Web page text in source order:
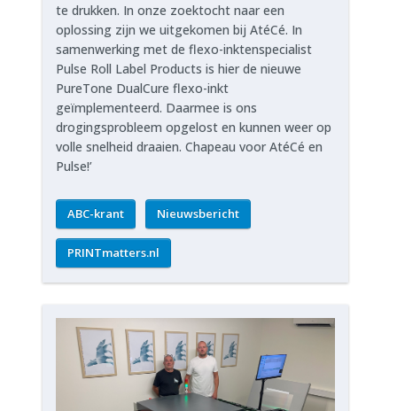
te drukken. In onze zoektocht naar een
oplossing zijn we uitgekomen bij AtéCé. In
samenwerking met de flexo-inktenspecialist
Pulse Roll Label Products is hier de nieuwe
PureTone DualCure flexo-inkt
geïmplementeerd. Daarmee is ons
drogingsprobleem opgelost en kunnen weer op
volle snelheid draaien. Chapeau voor AtéCé en
Pulse!’
ABC-krant Nieuwsbericht
PRINTmatters.nl